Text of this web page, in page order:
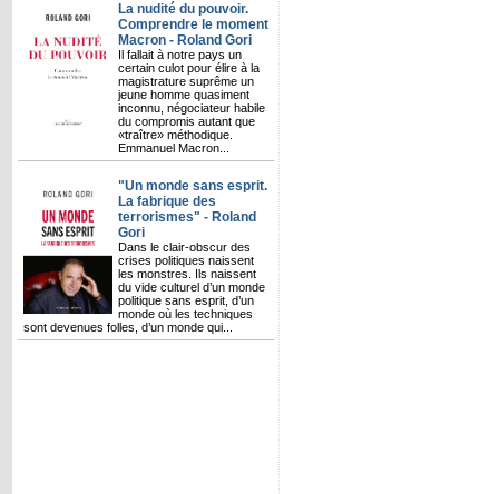
La nudité du pouvoir.
Comprendre le moment
Macron - Roland Gori
Il fallait à notre pays un
certain culot pour élire à la
magistrature suprême un
jeune homme quasiment
inconnu, négociateur habile
du compromis autant que
«traître» méthodique.
Emmanuel Macron...
"Un monde sans esprit.
La fabrique des
terrorismes" - Roland
Gori
Dans le clair-obscur des
crises politiques naissent
les monstres. Ils naissent
du vide culturel d’un monde
politique sans esprit, d’un
monde où les techniques
sont devenues folles, d’un monde qui...